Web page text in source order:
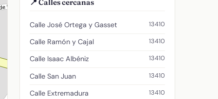
📍 Calles cercanas
Calle José Ortega y Gasset 13410
Calle Ramón y Cajal 13410
Calle Isaac Albéniz 13410
Calle San Juan 13410
Calle Extremadura 13410